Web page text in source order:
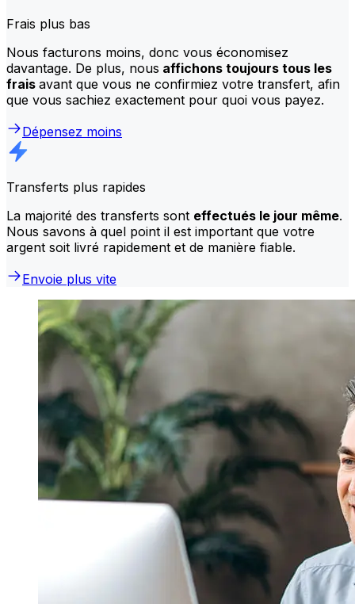
Frais plus bas
Nous facturons moins, donc vous économisez
davantage. De plus, nous affichons toujours tous les
frais avant que vous ne confirmiez votre transfert, afin
que vous sachiez exactement pour quoi vous payez.
Dépensez moins
Transferts plus rapides
La majorité des transferts sont effectués le jour même.
Nous savons à quel point il est important que votre
argent soit livré rapidement et de manière fiable.
Envoie plus vite